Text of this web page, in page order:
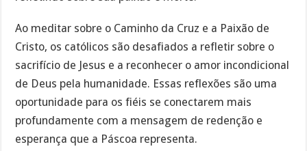
Ao meditar sobre o Caminho da Cruz e a Paixão de
Cristo, os católicos são desafiados a refletir sobre o
sacrifício de Jesus e a reconhecer o amor incondicional
de Deus pela humanidade. Essas reflexões são uma
oportunidade para os fiéis se conectarem mais
profundamente com a mensagem de redenção e
esperança que a Páscoa representa.